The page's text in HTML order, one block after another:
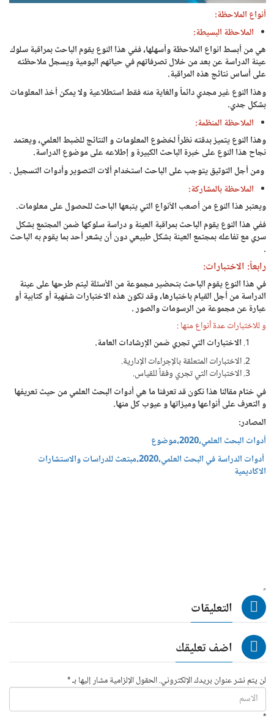
أنواع الملاحظة:
الملاحظة البسيطة:
هي من أبسط انواع الملاحظة وأسهلها، ففي هذا النوع يقوم الباحث بمراقبة سلوك
عينة الدراسة عن بعد من خلال تصرفاتهم في حياتهم اليومية ويسجل ملاحظته
على أساس نتائج هذه المراقبة.
وهذا النوع غير مجدي دائماً والغاية منه فقط استطلاعية ولا يمكن أخذ المعلومات
بشكل جدي.
الملاحظة المنظمة:
وهذا النوع يتميز بدقته نظراً لخضوع المعلومات و النتائج للضبط العلمي، ويعتمد
نجاح هذا النوع على خبرة الباحث الكبيرة و إطلاعه على موضوع الدراسة.
ومن أجل التوثيق يتوجب على الباحث استخدام ألات التصوير وأدوات التسجيل .
الملاحظة بالمشاركة:
ويعتبر هذا النوع من أصعب الأنواع التي يتبعها الباحث للحصول على معلومات.
ففي هذا النوع يقوم الباحث بمراقبة العينة و دراسة سلوكها ضمن المجتمع بشكل
سري مع تفاعله بمجتمع العينة بشكل طبيعي دون أن يشعر أحد بما يقوم به الباحث
.
رابعاً: الاختبارات:
في هذا النوع يقوم الباحث بتحضير مجموعة من الأسئلة ليتم طرحها على عينة
الدراسة من أجل القيام باختبارها، وقد تكون هذه الاختبارات شفهية أو كتابية أو
عبارة عن مجموعة من الرسومات والصور .
و للاختبارات عدة أنواع منها :
الاختبارات التي تجري ضمن الإرشادات العامة.
الاختبارات المتعلقة بالإجراءات الإدارية.
الاختبارات التي تجري وفقاً للقياس.
في ختام مقالنا هذا نكون قد تعرفنا ما هي أدوات البحث العلمي من حيث تعريفها
و التعرف على أنواعها وميزاتها و عيوب كل منها.
المصادر:
أدوات البحث العلمي،2020،موضوع
أدوات الدراسة في البحث العلمي،2020،مبتعث للدراسات والاستشارات
الاكاديمية
التعليقات
اضف تعليقك
لن يتم نشر عنوان بريدك الإلكتروني. الحقول الإلزامية مشار إليها بـ *
*